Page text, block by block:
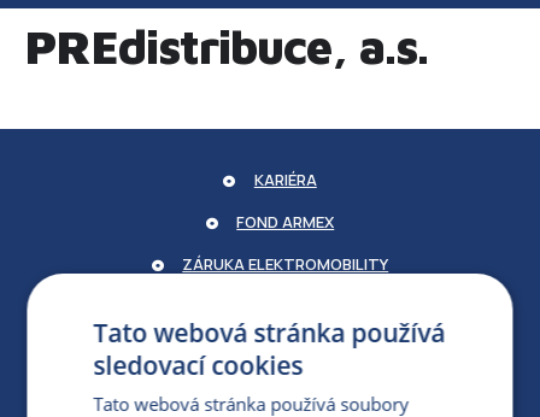
PREdistribuce, a.s.
KARIÉRA
FOND ARMEX
ZÁRUKA ELEKTROMOBILITY
PRO MÉDIA
Tato webová stránka používá
sledovací cookies
Tato webová stránka používá soubory